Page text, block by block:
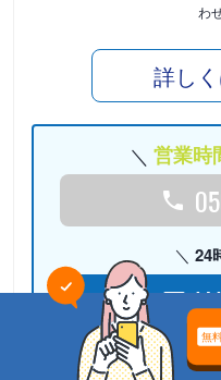
わ
詳し
営業時
24